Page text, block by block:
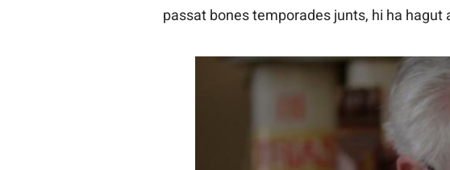
passat bones temporades junts, hi ha hagut